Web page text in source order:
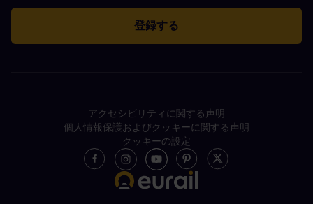
アクセシビリティに関する声明
個人情報保護およびクッキーに関する声明
クッキーの設定